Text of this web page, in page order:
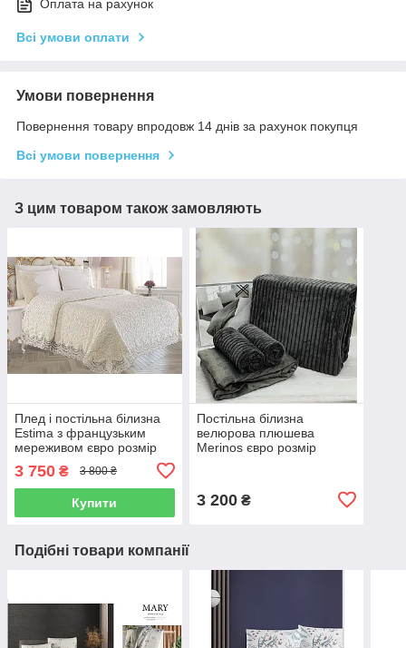
Оплата на рахунок
Всі умови оплати
Умови повернення
Повернення товару впродовж 14 днів за рахунок покупця
Всі умови повернення
З цим товаром також замовляють
Плед і постільна білизна
Estima з французьким
мереживом євро розмір
3 750 ₴ 3 800 ₴
Купити
Постільна білизна
велюрова плюшева
Merinos євро розмір
3 200₴
Подібні товари компанії